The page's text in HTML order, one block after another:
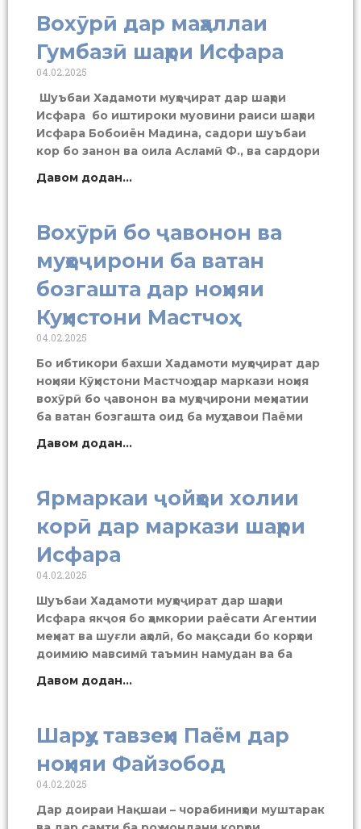
Вохӯрӣ дар маҳаллаи
Гумбазӣ шаҳри Исфара
04.02.2025
Шуъбаи Хадамоти муҳоҷират дар шаҳри
Исфара бо иштироки муовини раиси шаҳри
Исфара Бобоиён Мадина, садори шуъбаи
кор бо занон ва оила Асламӣ Ф., ва сардори
Давом додан...
Вохӯрӣ бо ҷавонон ва
муҳоҷирони ба ватан
бозгашта дар ноҳияи
Куҳистони Мастчоҳ
04.02.2025
Бо ибтикори бахши Хадамоти муҳоҷират дар
ноҳияи Кӯҳистони Мастчоҳ дар маркази ноҳия
вохӯрӣ бо ҷавонон ва муҳоҷирони меҳнатии
ба ватан бозгашта оид ба муҳтавои Паёми
Давом додан...
Ярмаркаи ҷойҳои холии
корӣ дар маркази шаҳри
Исфара
04.02.2025
Шуъбаи Хадамоти муҳоҷират дар шаҳри
Исфара якҷоя бо ҳамкории раёсати Агентии
меҳнат ва шуғли аҳолӣ, бо мақсади бо корҳои
доимию мавсимӣ таъмин намудан ва ба
Давом додан...
Шарҳу тавзеҳи Паём дар
ноҳияи Файзобод
04.02.2025
Дар доираи Нақшаи – чорабиниҳои муштарак